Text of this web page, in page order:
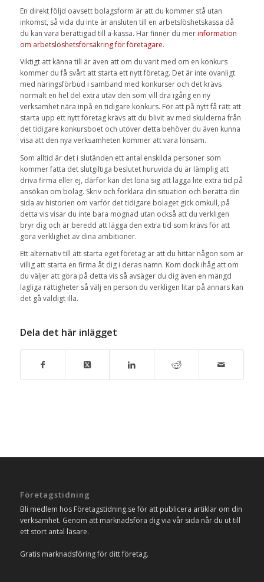
En direkt följd oavsett bolagsform är att du kommer stå utan
inkomst, så vida du inte är ansluten till en arbetslöshetskassa då
du kan vara berättigad till a-kassa. Här finner du mer information
om arbetslöshetsförsäkring för företagare.
Viktigt att känna till är även att om du varit med om en konkurs
kommer du få svårt att starta ett nytt företag. Det är inte ovanligt
med näringsförbud i samband med konkurser och det krävs
normalt en hel del extra utav den som vill dra igång en ny
verksamhet nära inpå en tidigare konkurs. För att på nytt få rätt att
starta upp ett nytt företag krävs att du blivit av med skulderna från
det tidigare konkursboet och utöver detta behöver du även kunna
visa att den nya verksamheten kommer att vara lönsam.
Som alltid är det i slutänden ett antal enskilda personer som
kommer fatta det slutgiltiga beslutet huruvida du är lämplig att
driva firma eller ej, därför kan det löna sig att lägga lite extra tid på
ansökan om bolag. Skriv och förklara din situation och berätta din
sida av historien om varför det tidigare bolaget gick omkull, på
detta vis visar du inte bara mognad utan också att du verkligen
bryr dig och är beredd att lägga den extra tid som krävs för att
göra verklighet av dina ambitioner.
Ett alternativ till att starta eget företag är att du hittar någon som är
villig att starta en firma åt dig i deras namn. Kom dock ihåg att om
du väljer att göra på detta vis så avsäger du dig även en mängd
lagliga rättigheter så välj en person du verkligen litar på annars kan
det gå väldigt illa.
Dela det här inlägget
Företagstidning
Bli medlem hos Företagstidning.se för att publicera artiklar om din
verksamhet. Genom att marknadsföra dig via vår sida når du ut till
ett stort antal läsare.
Gratis marknadsföring för ditt företag.